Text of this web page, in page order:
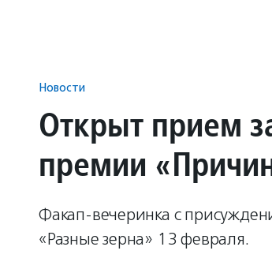
Новости
Открыт прием
премии
Факап-вечеринка с
«Разные зерна» 13 февраля.